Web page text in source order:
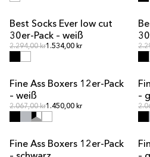
MULTIPACK-ANGEBOT
Best Socks Ever low cut
30er-Pack – weiß
Normalpreis
2.294,00 krNormalpreis
1.534,00 kr
MULTIPACK-ANGEBOT
Fine Ass Boxers 12er-Pack
– weiß
Normalpreis
2.067,00 krNormalpreis
1.450,00 kr
–
MULTIPACK-ANGEBOT
Fine Ass Boxers 12er-Pack